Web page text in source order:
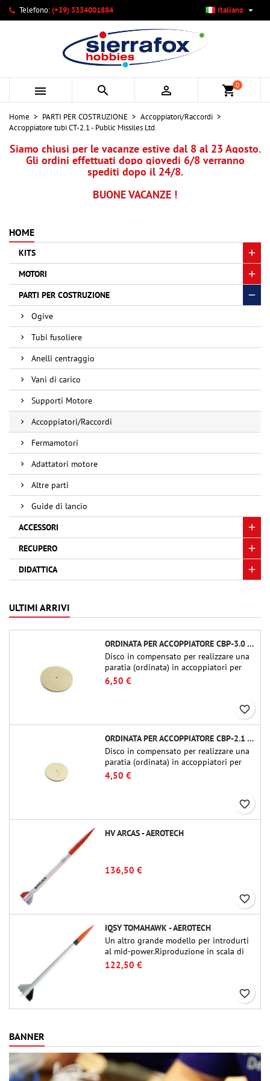
Telefono:(+39) 3334001884 Italiano 
   shopping_cart0
Home PARTI PER COSTRUZIONE
Accoppiatori/Raccordi
Accoppiatore tubi CT-2.1 - Public Missiles Ltd.
Siamo chiusi per le vacanze estive dal 8 al 23 Agosto.
Gli ordini effettuati dopo giovedi 6/8 verranno
spediti dopo il 24/8.
BUONE VACANZE !
HOME
KITS
MOTORI
PARTI PER COSTRUZIONE
Ogive
Tubi fusoliere
Anelli centraggio
Vani di carico
Supporti Motore
Accoppiatori/Raccordi
Fermamotori
Adattatori motore
Altre parti
Guide di lancio
ACCESSORI
RECUPERO
DIDATTICA
ULTIMI ARRIVI
ORDINATA PER ACCOPPIATORE CBP-3.0 - PUBLIC MISSILES LTD.
Disco in compensato per realizzare una
paratia (ordinata) in accoppiatori per
tubi Public Missiles Ltd. da 54 mm (PT-
2.1 o QT-2.1)
6,50 €
favorite_border
ORDINATA PER ACCOPPIATORE CBP-2.1 - PUBLIC MISSILES LTD.
Disco in compensato per realizzare una
paratia (ordinata) in accoppiatori per
tubi Public Missiles Ltd. da 54 mm (PT-
2.1 o QT-2.1)
4,50 €
favorite_border
HV ARCAS - AEROTECH
136,50 €
favorite_border
IQSY TOMAHAWK - AEROTECH
Un altro grande modello per introdurti
al mid-power.Riproduzione in scala di
un famoso razzo-sonda, dalle dimensioni
contenute e adatto per passare a kit di
122,50 €
favorite_border
BANNER
Le mie liste di desideri ×
Crea nuova lista
Crea lista dei desideri ×
Nome lista dei desideri
Annulla Crea lista dei desideri
Accedi ×
Devi avere effettuato l'accesso per salvare dei prodotti
nella tua lista dei desideri.
Annulla Accedi